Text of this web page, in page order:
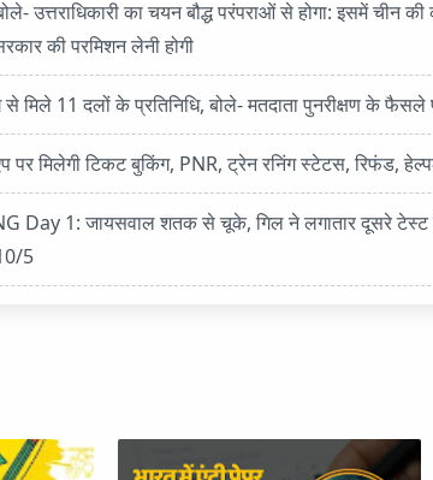
उत्तराधिकारी का चयन बौद्ध परंपराओं से होगा: इसमें चीन की
की परमिशन लेनी होगी
मिले 11 दलों के प्रतिनिधि, बोले- मतदाता पुनरीक्षण के
पर मिलेगी टिकट बुकिंग, PNR, ट्रेन रनिंग स्टेटस, रिफंड,
Day 1: जायसवाल शतक से चूके, गिल ने लगातार दूसरे टेस्ट
5